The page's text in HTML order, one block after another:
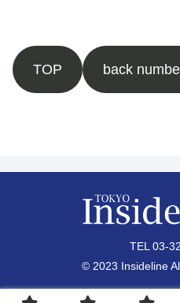
TOP back
TEL 03-
© 2023 Insideline